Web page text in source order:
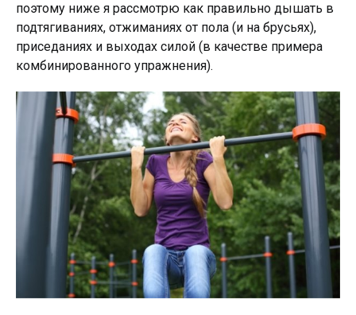
поэтому ниже я рассмотрю как правильно дышать в
подтягиваниях, отжиманиях от пола (и на брусьях),
приседаниях и выходах силой (в качестве примера
комбинированного упражнения).